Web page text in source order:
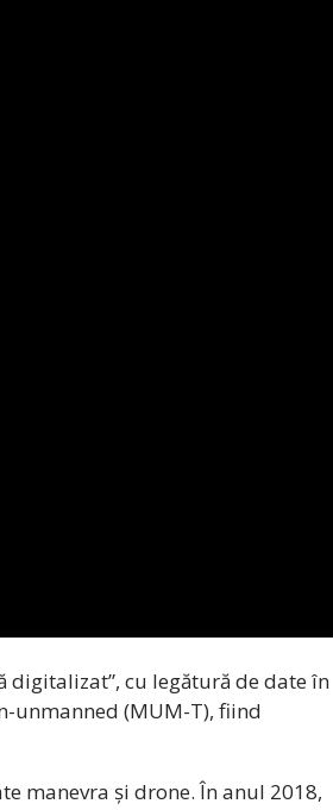
cu legătură de date în
unmanned (MUM-T), fiind
manevra și drone. În anul 2018,